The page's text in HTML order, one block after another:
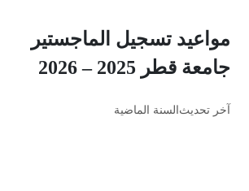
مواعيد تسجيل الماجستير
جامعة قطر 2025 – 2026
آخر تحديث السنة الماضية